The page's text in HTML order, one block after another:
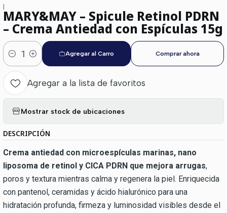
|
MARY&MAY – Spicule Retinol PDRN
– Crema Antiedad con Espículas 15g
Cantidad
Agregar al Carro Comprar ahora
Agregar a la lista de favoritos
Mostrar stock de ubicaciones
DESCRIPCIÓN
Crema antiedad con microespículas marinas, nano
liposoma de retinol y CICA PDRN que mejora arrugas,
poros y textura mientras calma y regenera la piel. Enriquecida
con pantenol, ceramidas y ácido hialurónico para una
hidratación profunda, firmeza y luminosidad visibles desde el